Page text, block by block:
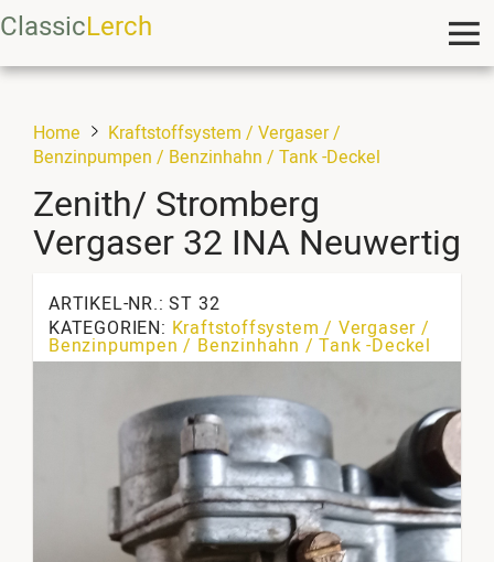
ClassicLerch
Home
Kraftstoffsystem / Vergaser /
Benzinpumpen / Benzinhahn / Tank -Deckel
Zenith/ Stromberg
Vergaser 32 INA Neuwertig
ARTIKEL-NR.: ST 32
KATEGORIEN: Kraftstoffsystem / Vergaser /
Benzinpumpen / Benzinhahn / Tank -Deckel